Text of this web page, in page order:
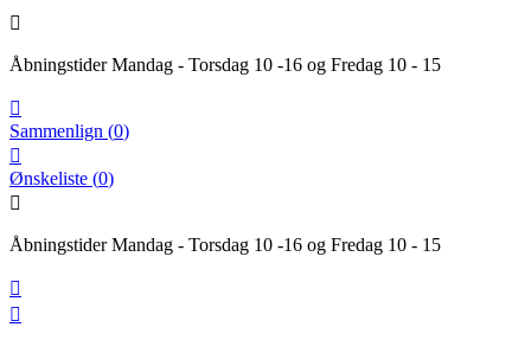

Åbningstider Mandag - Torsdag 10 -16 og Fredag 10 - 15

Sammenlign (0)

Ønskeliste (0)

Åbningstider Mandag - Torsdag 10 -16 og Fredag 10 - 15

